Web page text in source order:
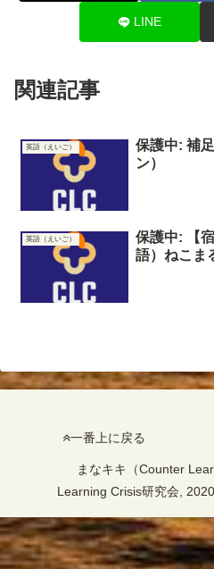
LINE
関連記事
英語（えいご）
保護中: 補
ン）
英語（えいご）
保護中: 【
語）ねこま
一番上に戻る
まなキキ（Counter
Learning Crisis研究会,